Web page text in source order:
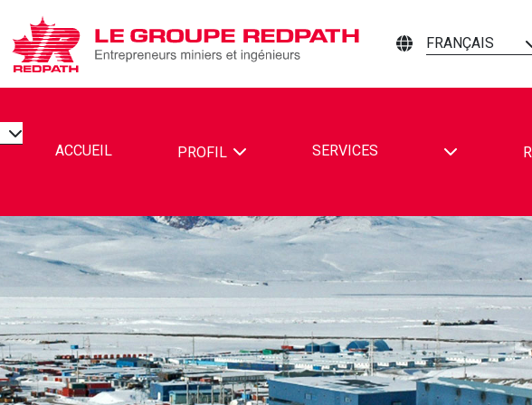
FRANÇAIS
VISITER REDPATH MINING CONTRACTORS AND ENGINEERS SUR FACEBOOK
POUR VISITER REDPATH MINING CONTRACTORS AND ENGINEERS SUR
POUR VISITER REDPATH MINING CONTRACTORS AND ENGINEERS SUR
ACCUEIL PROFIL SERVICES TOGGLE